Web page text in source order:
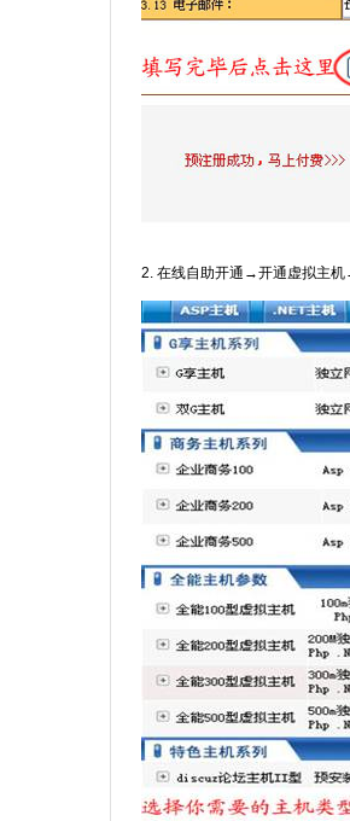
2. 在线自助开通→开通虚拟主